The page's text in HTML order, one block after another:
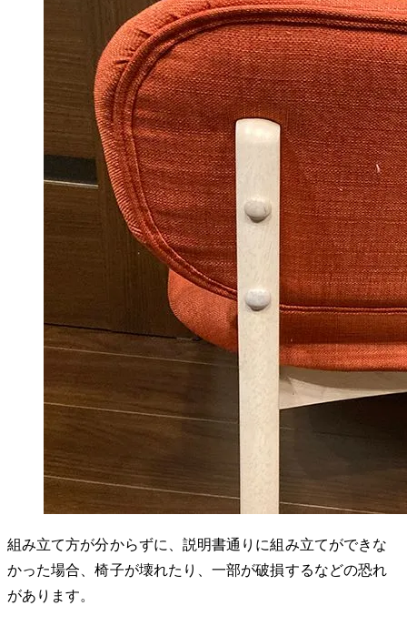
組み立て方が分からずに、説明書通りに組み立てができな
かった場合、椅子が壊れたり、一部が破損するなどの恐れ
があります。